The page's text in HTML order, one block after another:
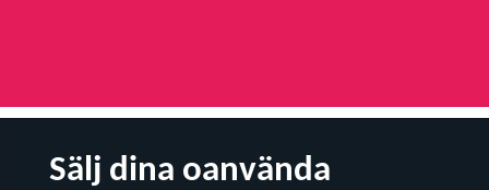
Sälj dina oanvända